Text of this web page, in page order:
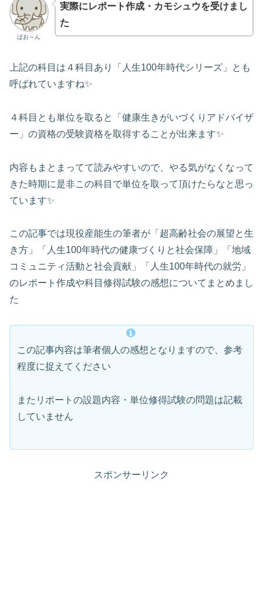
ぱお～ん
実際にレポート作成・カモシュウを受けまし
た
上記の科目は４科目あり「人生100年時代シリーズ」とも
呼ばれていますね✨
４科目とも単位を取ると「健康生きがいづくりアドバイザ
ー」の資格の受験資格を取得することが出来ます✨
内容もまとまってて読みやすいので、やる気がなくなって
きた時期に是非この科目で単位を取って頂けたらなと思っ
ています✨
この記事では現役産能生の筆者が「超高齢社会の展望と生
き方」「人生100年時代の健康づくりと社会保障」「地域
コミュニティ活動と社会貢献」「人生100年時代の就労」
のレポート作成や科目修得試験の感想についてまとめまし
た
この記事内容は筆者個人の感想となりますので、参考
程度に捉えてください
またリポートの設題内容・単位修得試験の問題は記載
していません
スポンサーリンク